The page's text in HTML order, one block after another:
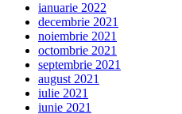
ianuarie 2022
decembrie 2021
noiembrie 2021
octombrie 2021
septembrie 2021
august 2021
iulie 2021
iunie 2021